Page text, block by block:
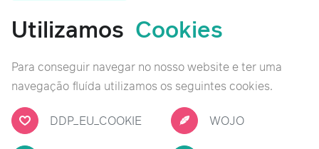
Utilizamos Cookies
Para conseguir navegar no nosso website e ter uma
navegação fluída utilizamos os seguintes cookies.
DDP_EU_COOKIE WOJO